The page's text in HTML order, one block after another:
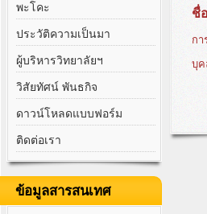
พะโคะ
ประวัติความเป็นมา
ผู้บริหารวิทยาลัยฯ
วิสัยทัศน์ พันธกิจ
ดาวน์โหลดแบบฟอร์ม
ติดต่อเรา
ข้อมูลสารสนเทศ
ชื่อ
กา
บุค